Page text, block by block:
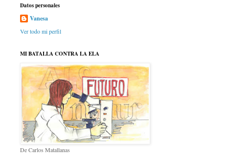
Datos personales
Vanesa
Ver todo mi perfil
MI BATALLA CONTRA LA ELA
De Carlos Matallanas